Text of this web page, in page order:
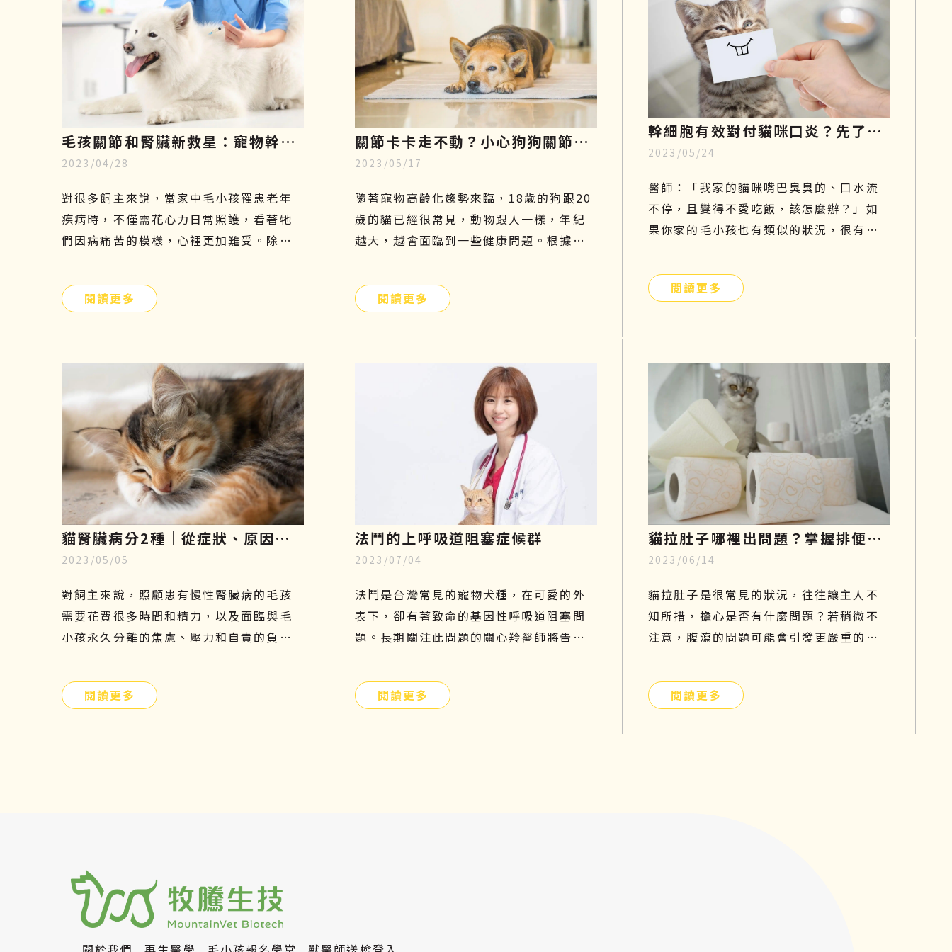
毛孩關節和腎臟新救星：寵物幹細
胞療法，只需5分鐘認識寵物再生
醫學
2023/04/28
對很多飼主來說，當家中毛小孩罹患老年
疾病時，不僅需花心力日常照護，看著牠
們因病痛苦的模樣，心裡更加難受。除了
有沒有其他簡單且安全的方式可以幫助牠
們呢？寵物幹細胞療法或許是另一個不錯
更加了解這項先進的治療方式，幫助毛小
孩減緩疼痛，保持良好的活動力及生活品
質。
閱讀更多
關節卡卡走不動？小心狗狗關節
炎，了解症狀、幹細胞再生療法至
飲食指南
2023/05/17
隨著寵物高齡化趨勢來臨，18歲的狗跟20
歲的貓已經很常見，動物跟人一樣，年紀
越大，越會面臨到一些健康問題。根據美
見的疾病，每年的發病率以超過35％速度
增長。尤其對於比較好動的狗狗而言，更
相對較嚴重。如果你家的汪星人行動力變
得緩慢、走路開始一跛一跛的，很有可能
是退化性關節炎造成的，因此在接下來的
文章中，將一一說明狗狗關節炎症狀有哪
些、吃什麼才好、治療方針與日常關節保
閱讀更多
幹細胞有效對付貓咪口炎？先了解
成因、症狀和照顧，再探索治療新
知
2023/05/24
醫師：「我家的貓咪嘴巴臭臭的、口水流
不停，且變得不愛吃飯，該怎麼辦？」如
果你家的毛小孩也有類似的狀況，很有可
響貓咪的食慾及健康，因此這個問題不能
太輕忽，需要及時預防和治療。本篇將帶
閱讀更多
貓腎臟病分2種│從症狀、原因、
飲食原則到幹細胞治療一一解析
2023/05/05
對飼主來說，照顧患有慢性腎臟病的毛孩
需要花費很多時間和精力，以及面臨與毛
小孩永久分離的焦慮、壓力和自責的負面
提前提前瞭解貓腎病症狀、原因、飲食及
如何幹細胞治療，守護毛小孩的健康。
閱讀更多
法鬥的上呼吸道阻塞症候群
2023/07/04
法鬥是台灣常見的寵物犬種，在可愛的外
表下，卻有著致命的基因性呼吸道阻塞問
題。長期關注此問題的關心羚醫師將告訴
閱讀更多
貓拉肚子哪裡出問題？掌握排便型
態、飲食與治療關鍵，重回健康活
力
2023/06/14
貓拉肚子是很常見的狀況，往往讓主人不
知所措，擔心是否有什麼問題？若稍微不
注意，腹瀉的問題可能會引發更嚴重的危
狀，找出正確的原因才能有效解決問題！
本篇文章將分享貓咪拉肚子的原因以及如
閱讀更多